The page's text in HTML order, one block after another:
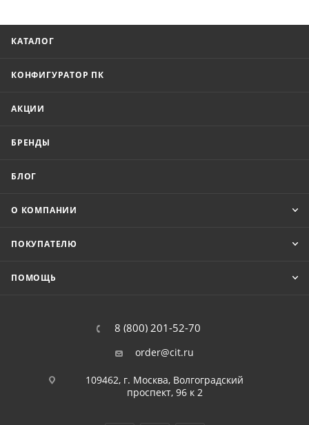
КАТАЛОГ
КОНФИГУРАТОР ПК
АКЦИИ
БРЕНДЫ
БЛОГ
О КОМПАНИИ
ПОКУПАТЕЛЮ
ПОМОЩЬ
8 (800) 201-52-70
order@cit.ru
109462, г. Москва, Волгоградский
проспект, 96 к 2